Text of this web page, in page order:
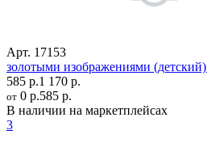
Арт. 17153
золотыми изображениями (детский)
585 р.1 170 р.
от 0 р.585 р.
В наличии на маркетплейсах
3